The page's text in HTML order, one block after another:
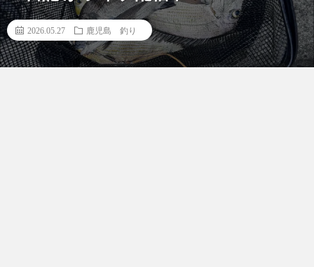
2026.05.27 鹿児島 釣り